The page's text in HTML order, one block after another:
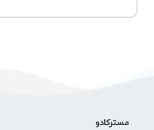
مسترکادو